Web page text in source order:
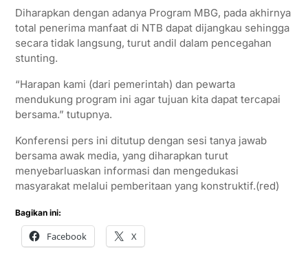
Diharapkan dengan adanya Program MBG, pada akhirnya
total penerima manfaat di NTB dapat dijangkau sehingga
secara tidak langsung, turut andil dalam pencegahan
stunting.
“Harapan kami (dari pemerintah) dan pewarta
mendukung program ini agar tujuan kita dapat tercapai
bersama.” tutupnya.
Konferensi pers ini ditutup dengan sesi tanya jawab
bersama awak media, yang diharapkan turut
menyebarluaskan informasi dan mengedukasi
masyarakat melalui pemberitaan yang konstruktif.(red)
Bagikan ini:
Facebook X